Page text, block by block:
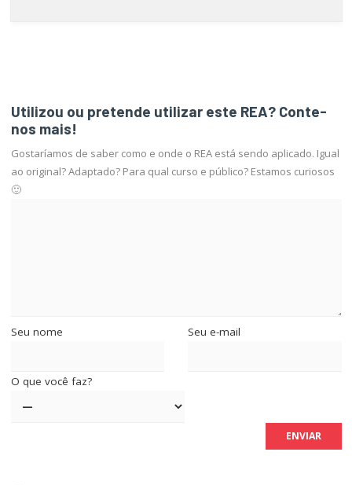
Utilizou ou pretende utilizar este REA? Conte-
nos mais!
Gostaríamos de saber como e onde o REA está sendo aplicado. Igual
ao original? Adaptado? Para qual curso e público? Estamos curiosos
🙂
Seu nome Seu e-mail
O que você faz?